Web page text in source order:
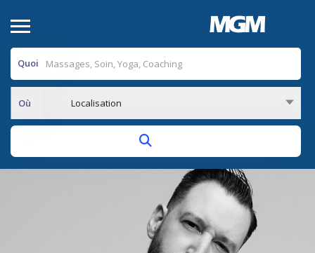
Quoi
Où Localisation